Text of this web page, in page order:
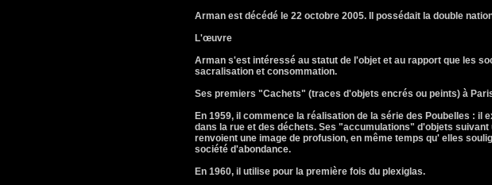
Arman est décédé le 22 octobre 2005. Il possédait la double
L'œuvre
Arman s'est intéressé au statut de l'objet et au rapport que les
sacralisation et consommation.
Ses premiers "Cachets" (traces d'objets encrés ou peints) à
En 1959, il commence la réalisation de la série des Poubelles :
dans la rue et des déchets. Ses "accumulations" d'objets
renvoient une image de profusion, en même temps qu' elles
société d'abondance.
En 1960, il utilise pour la première fois du plexiglas.